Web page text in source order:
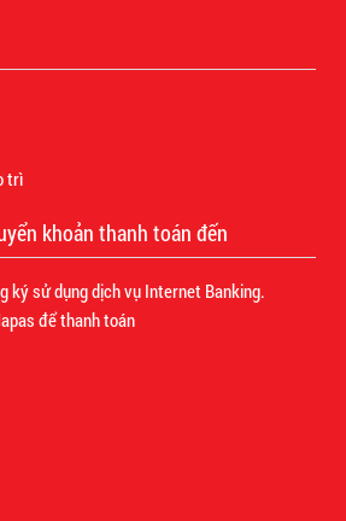
trì
khoản thanh toán đến
ký sử dụng dịch vụ Internet Banking.
để thanh toán